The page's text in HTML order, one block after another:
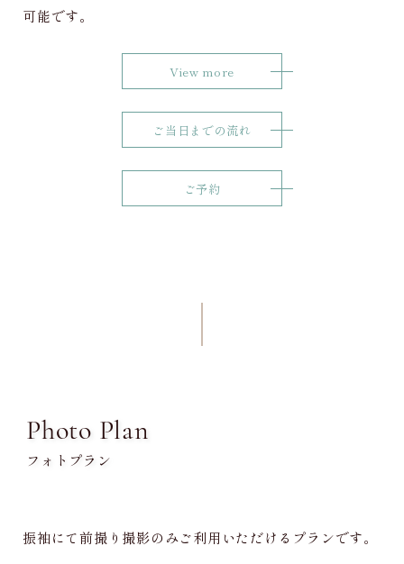
可能です。
View more
ご当日までの流れ
ご予約
Photo Plan
フォトプラン
振袖にて前撮り撮影のみご利用いただけるプランです。